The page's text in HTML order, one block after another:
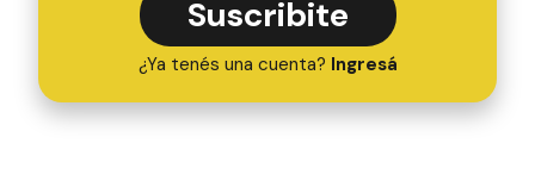
Suscribite
¿Ya tenés una cuenta? Ingresá